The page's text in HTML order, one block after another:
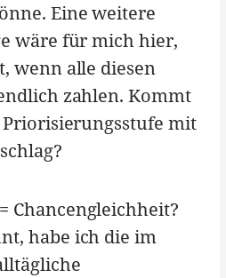
Eine weitere
wäre für mich hier,
wenn alle diesen
zahlen. Kommt
mit
Chancengleichheit?
habe ich die im